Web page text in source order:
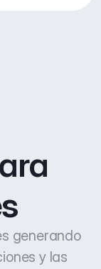
generando
y las